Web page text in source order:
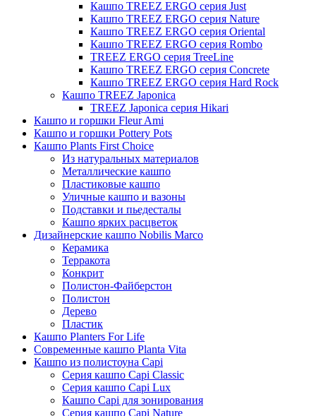
Кашпо TREEZ ERGO серия Just
Кашпо TREEZ ERGO серия Nature
Кашпо TREEZ ERGO серия Oriental
Кашпо TREEZ ERGO серия Rombo
TREEZ ERGO серия TreeLine
Кашпо TREEZ ERGO серия Concrete
Кашпо TREEZ ERGO серия Hard Rock
Кашпо TREEZ Japonica
TREEZ Japonica серия Hikari
Кашпо и горшки Fleur Ami
Кашпо и горшки Pottery Pots
Кашпо Plants First Choice
Из натуральных материалов
Металлические кашпо
Пластиковые кашпо
Уличные кашпо и вазоны
Подставки и пьедесталы
Кашпо ярких расцветок
Дизайнерские кашпо Nobilis Marco
Керамика
Терракота
Конкрит
Полистон-Файберстон
Полистон
Дерево
Пластик
Кашпо Planters For Life
Современные кашпо Planta Vita
Кашпо из полистоуна Capi
Серия кашпо Capi Classic
Серия кашпо Capi Lux
Кашпо Capi для зонирования
Серия кашпо Capi Nature